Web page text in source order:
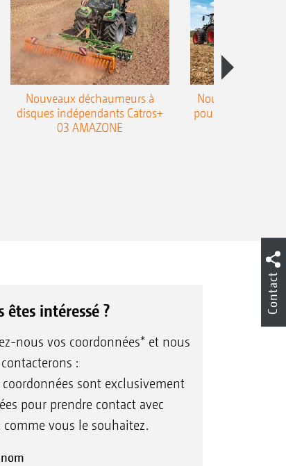
Nouveaux déchaumeurs à
disques indépendants Catros+
03 AMAZONE
Nouvelle double
pour le
êtes intéressé ?
nous vos coordonnées* et nous
:
coordonnées sont exclusivement
pour prendre contact avec
comme vous le souhaitez.
Contact